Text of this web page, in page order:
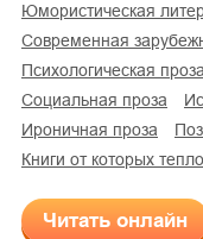
юмористическая
современная
психологическая проза
социальная проза
ироничная проза
Книги от которых
Читать онлайн